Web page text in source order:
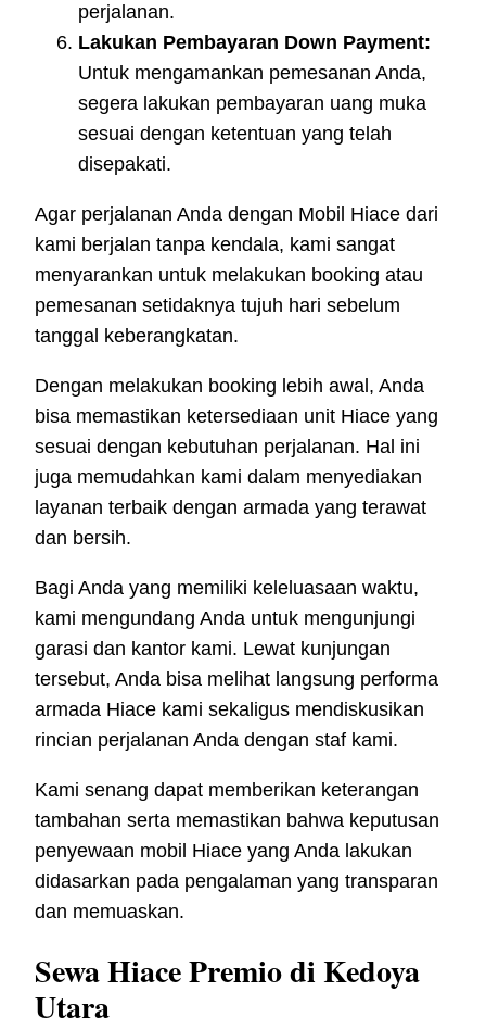
perjalanan.
Lakukan Pembayaran Down Payment:
Untuk mengamankan pemesanan Anda,
segera lakukan pembayaran uang muka
sesuai dengan ketentuan yang telah
disepakati.
Agar perjalanan Anda dengan Mobil Hiace dari
kami berjalan tanpa kendala, kami sangat
menyarankan untuk melakukan booking atau
pemesanan setidaknya tujuh hari sebelum
tanggal keberangkatan.
Dengan melakukan booking lebih awal, Anda
bisa memastikan ketersediaan unit Hiace yang
sesuai dengan kebutuhan perjalanan. Hal ini
juga memudahkan kami dalam menyediakan
layanan terbaik dengan armada yang terawat
dan bersih.
Bagi Anda yang memiliki keleluasaan waktu,
kami mengundang Anda untuk mengunjungi
garasi dan kantor kami. Lewat kunjungan
tersebut, Anda bisa melihat langsung performa
armada Hiace kami sekaligus mendiskusikan
rincian perjalanan Anda dengan staf kami.
Kami senang dapat memberikan keterangan
tambahan serta memastikan bahwa keputusan
penyewaan mobil Hiace yang Anda lakukan
didasarkan pada pengalaman yang transparan
dan memuaskan.
Sewa Hiace Premio di Kedoya
Utara